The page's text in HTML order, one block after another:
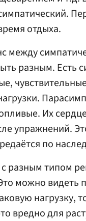
отдыха.
между
разным. Есть
Их
упражнений.
по
разным типом
можно видеть
нагрузку,
вредно для